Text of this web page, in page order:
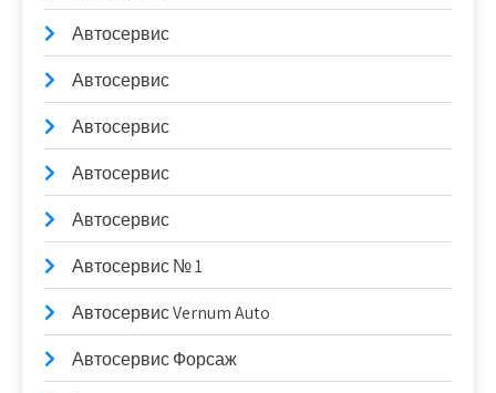
Автосервис
Автосервис
Автосервис
Автосервис
Автосервис
Автосервис № 1
Автосервис Vernum Auto
Автосервис Форсаж